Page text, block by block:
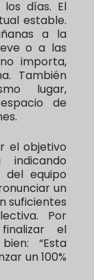
días. El
estable.
a la
o a las
importa,
También
lugar,
de
el objetivo
equipo
un
suficientes
Por
el
“Esta
un 100%